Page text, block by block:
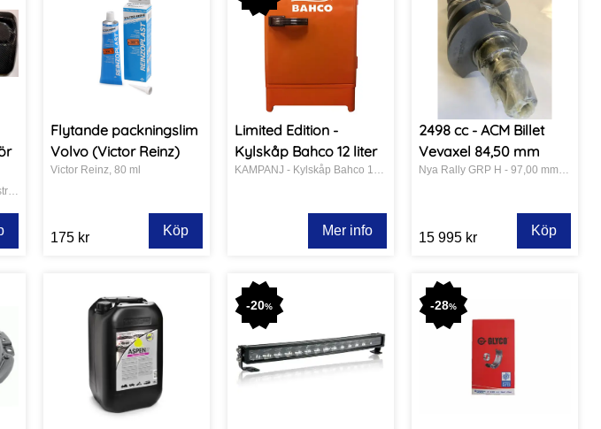
Flytande packningslim
Volvo (Victor Reinz)
Victor Reinz, 80 ml
175 kr Köp
Limited Edition -
Kylskåp Bahco 12 liter
Mer info
2498 cc - ACM Billet
Vevaxel 84,50 mm
15 995 kr Köp
-20% -28%